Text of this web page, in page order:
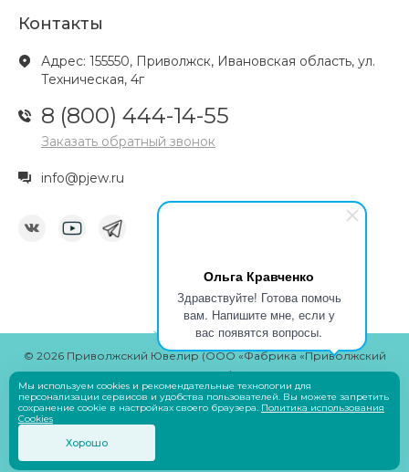
Ольга Кравченко
Здравствуйте! Готова помочь
вам. Напишите мне, если у
вас появятся вопросы.
Контакты
Адрес: 155550, Приволжск, Ивановская область, ул.
Техническая, 4г
8 (800) 444-14-55
Заказать обратный звонок
info@pjew.ru
© 2026 Приволжский Ювелир (ООО «Фабрика «Приволжский
ювелир»)
РазработчикSavin Denis
Оплата
Пользовательское соглашение
Мы используем cookies и рекомендательные технологии для
персонализации сервисов и удобства пользователей. Вы можете запретить
сохранение cookie в настройках своего браузера. Политика использования
Cookies
Хорошо